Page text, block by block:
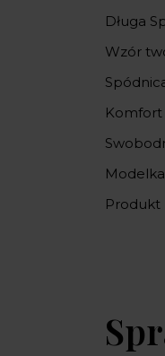
Długa
Wzór
Komfort
Produkt